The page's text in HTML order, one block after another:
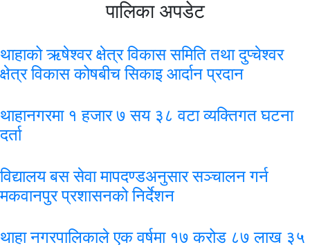
पालिका अपडेट
थाहाको ऋषेश्वर क्षेत्र विकास समिति तथा दुप्चेश्वर
क्षेत्र विकास कोषबीच सिकाइ आर्दान प्रदान
थाहानगरमा १ हजार ७ सय ३८ वटा व्यक्तिगत घटना
दर्ता
विद्यालय बस सेवा मापदण्डअनुसार सञ्चालन गर्न
मकवानपुर प्रशासनको निर्देशन
थाहा नगरपालिकाले एक वर्षमा १७ करोड ८७ लाख ३५